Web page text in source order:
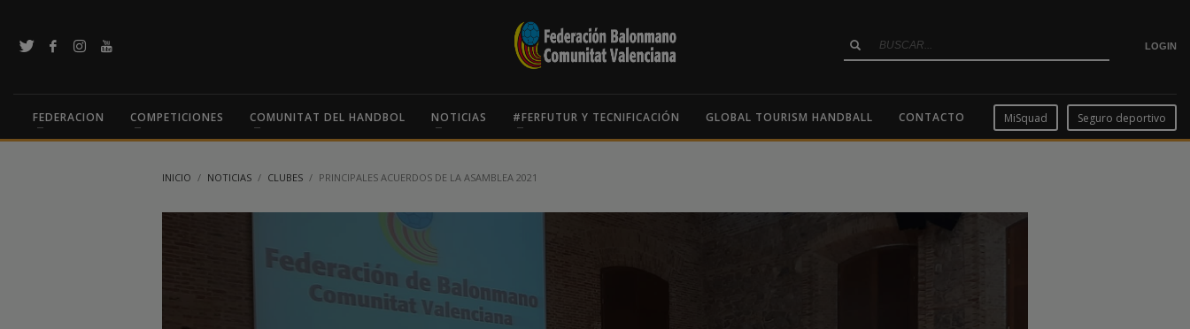
LOGIN
FEDERACION COMPETICIONES COMUNITAT DEL HANDBOL NOTICIAS #FERFUTUR Y TECNIFICACIÓN GLOBAL TOURISM HANDBALL CONTACTO MiSquad Seguro deportivo
INICIO NOTICIAS CLUBES PRINCIPALES ACUERDOS DE LA ASAMBLEA 2021